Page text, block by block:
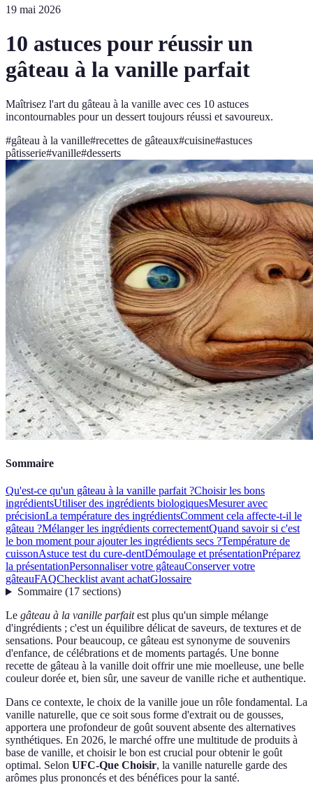
19 mai 2026
10 astuces pour réussir un
gâteau à la vanille parfait
Maîtrisez l'art du gâteau à la vanille avec ces 10 astuces
incontournables pour un dessert toujours réussi et savoureux.
#gâteau à la vanille#recettes de gâteaux#cuisine#astuces
pâtisserie#vanille#desserts
Sommaire
Qu'est-ce qu'un gâteau à la vanille parfait ?Choisir les bons
ingrédientsUtiliser des ingrédients biologiquesMesurer avec
précisionLa température des ingrédientsComment cela affecte-t-il le
gâteau ?Mélanger les ingrédients correctementQuand savoir si c'est
le bon moment pour ajouter les ingrédients secs ?Température de
cuissonAstuce test du cure-dentDémoulage et présentationPréparez
la présentationPersonnaliser votre gâteauConserver votre
gâteauFAQChecklist avant achatGlossaire
Sommaire(17 sections)
Le gâteau à la vanille parfaitest plus qu'un simple mélange
d'ingrédients ; c'est un équilibre délicat de saveurs, de textures et de
sensations. Pour beaucoup, ce gâteau est synonyme de souvenirs
d'enfance, de célébrations et de moments partagés. Une bonne
recette de gâteau à la vanille doit offrir une mie moelleuse, une belle
couleur dorée et, bien sûr, une saveur de vanille riche et authentique.
Dans ce contexte, le choix de la vanille joue un rôle fondamental. La
vanille naturelle, que ce soit sous forme d'extrait ou de gousses,
apportera une profondeur de goût souvent absente des alternatives
synthétiques. En 2026, le marché offre une multitude de produits à
base de vanille, et choisir le bon est crucial pour obtenir le goût
optimal. Selon UFC-Que Choisir, la vanille naturelle garde des
arômes plus prononcés et des bénéfices pour la santé.